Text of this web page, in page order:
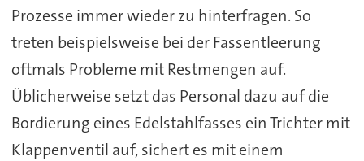
Prozesse immer wieder zu hinterfragen. So
treten beispielsweise bei der Fassentleerung
oftmals Probleme mit Restmengen auf.
Üblicherweise setzt das Personal dazu auf die
Bordierung eines Edelstahlfasses ein Trichter mit
Klappenventil auf, sichert es mit einem